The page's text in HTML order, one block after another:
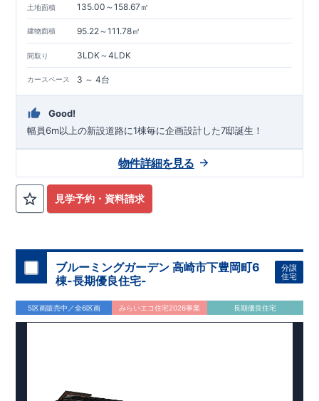
土地面積 135.00～158.67㎡
建物面積 95.22～111.78㎡
間取り 3LDK～4LDK
カースペース 3 ～ 4台
Good!
幅員6m以上の新設道路に1棟毎に企画設計した7邸誕生！
見学予約・資料請求
物件詳細を見る
ブルーミングガーデン 高崎市下豊岡町6
棟-長期優良住宅-
分譲
住宅
5区画販売中／全6区画 みらいエコ住宅2026事業 長期優良住宅